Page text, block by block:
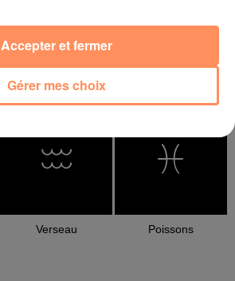
Scorpion
Verseau Poissons
Gérer mes choix
Accepter et fermer